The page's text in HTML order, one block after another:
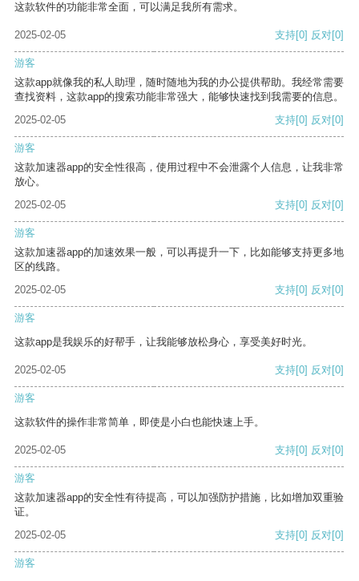
这款软件的功能非常全面，可以满足我所有需求。
2025-02-05 支持[0] 反对[0]
游客
这款app就像我的私人助理，随时随地为我的办公提供帮助。我经常需要
查找资料，这款app的搜索功能非常强大，能够快速找到我需要的信息。
2025-02-05
支持[0] 反对[0]
游客
这款加速器app的安全性很高，使用过程中不会泄露个人信息，让我非常
放心。
2025-02-05
支持[0] 反对[0]
游客
这款加速器app的加速效果一般，可以再提升一下，比如能够支持更多地
区的线路。
2025-02-05
支持[0] 反对[0]
游客
这款app是我娱乐的好帮手，让我能够放松身心，享受美好时光。
2025-02-05 支持[0] 反对[0]
游客
这款软件的操作非常简单，即使是小白也能快速上手。
2025-02-05 支持[0] 反对[0]
游客
这款加速器app的安全性有待提高，可以加强防护措施，比如增加双重验
证。
2025-02-05
支持[0] 反对[0]
游客